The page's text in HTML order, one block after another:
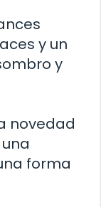
y un
y
novedad
forma